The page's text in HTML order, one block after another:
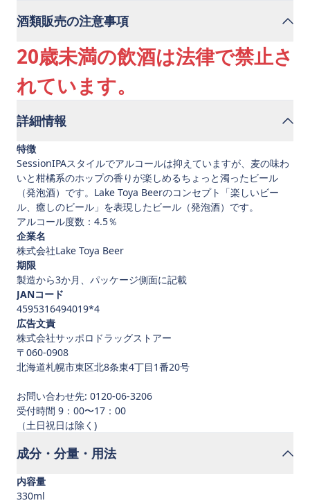
酒類販売の注意事項
20歳未満の飲酒は法律で禁止さ
れています。
詳細情報
特徴
SessionIPAスタイルでアルコールは抑えていますが、麦の味わ
いと柑橘系のホップの香りが楽しめるちょっと濁ったビール
（発泡酒）です。Lake Toya Beerのコンセプト「楽しいビー
ル、癒しのビール」を表現したビール（発泡酒）です。
アルコール度数：4.5％
企業名
株式会社Lake Toya Beer
期限
製造から3か月、パッケージ側面に記載
JANコード
4595316494019*4
広告文責
株式会社サッポロドラッグストアー
〒060-0908
北海道札幌市東区北8条東4丁目1番20号
お問い合わせ先: 0120-06-3206
受付時間 9：00〜17：00
成分・分量・用法
内容量
330ml